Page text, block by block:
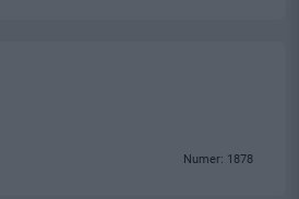
Numer: 1878